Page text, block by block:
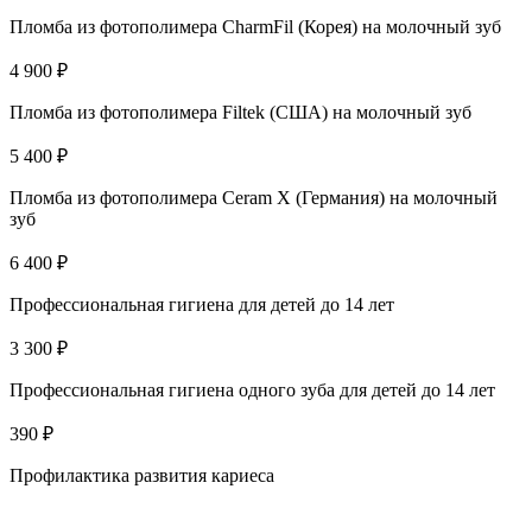
Пломба из фотополимера CharmFil (Корея) на молочный зуб
4 900 ₽
Пломба из фотополимера Filtek (США) на молочный зуб
5 400 ₽
Пломба из фотополимера Ceram X (Германия) на молочный
зуб
6 400 ₽
Профессиональная гигиена для детей до 14 лет
3 300 ₽
Профессиональная гигиена одного зуба для детей до 14 лет
390 ₽
Профилактика развития кариеса